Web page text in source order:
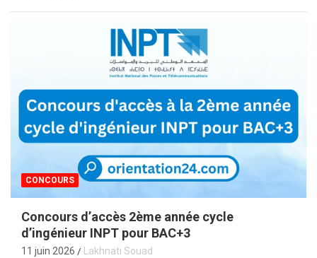
CONCOURS
Concours d’accès 2ème année cycle
d’ingénieur INPT pour BAC+3
11 juin 2026 Lakhnati Souad